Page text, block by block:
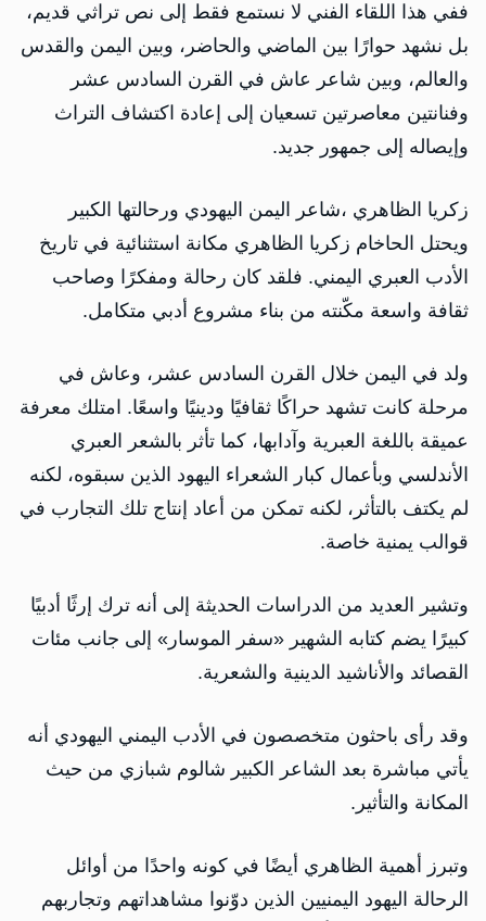
ففي هذا اللقاء الفني لا نستمع فقط إلى نص تراثي قديم،
بل نشهد حوارًا بين الماضي والحاضر، وبين اليمن والقدس
والعالم، وبين شاعر عاش في القرن السادس عشر
وفنانتين معاصرتين تسعيان إلى إعادة اكتشاف التراث
وإيصاله إلى جمهور جديد.
زكريا الظاهري ،شاعر اليمن اليهودي ورحالتها الكبير
ويحتل الحاخام زكريا الظاهري مكانة استثنائية في تاريخ
الأدب العبري اليمني. فلقد كان رحالة ومفكرًا وصاحب
ثقافة واسعة مكّنته من بناء مشروع أدبي متكامل.
ولد في اليمن خلال القرن السادس عشر، وعاش في
مرحلة كانت تشهد حراكًا ثقافيًا ودينيًا واسعًا. امتلك معرفة
عميقة باللغة العبرية وآدابها، كما تأثر بالشعر العبري
الأندلسي وبأعمال كبار الشعراء اليهود الذين سبقوه، لكنه
لم يكتف بالتأثر، لكنه تمكن من أعاد إنتاج تلك التجارب في
قوالب يمنية خاصة.
وتشير العديد من الدراسات الحديثة إلى أنه ترك إرثًا أدبيًا
كبيرًا يضم كتابه الشهير «سفر الموسار» إلى جانب مئات
القصائد والأناشيد الدينية والشعرية.
وقد رأى باحثون متخصصون في الأدب اليمني اليهودي أنه
يأتي مباشرة بعد الشاعر الكبير شالوم شبازي من حيث
المكانة والتأثير.
وتبرز أهمية الظاهري أيضًا في كونه واحدًا من أوائل
الرحالة اليهود اليمنيين الذين دوّنوا مشاهداتهم وتجاربهم